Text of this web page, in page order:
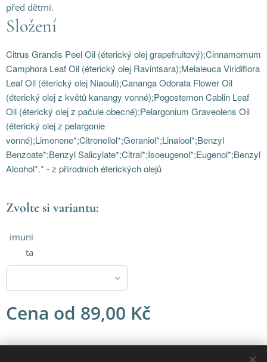
před dětmi.
Složení
Citrus Grandis Peel Oil (éterický olej grapefruitový);Cinnamomum
Camphora Leaf Oil (éterický olej Ravintsara);Melaleuca Viridiflora
Leaf Oil (éterický olej Niaouli);Cananga Odorata Flower Oil
(éterický olej z květů kanangy vonné);Pogostemon Cablin Leaf
Oil (éterický olej z pačule obecné);Pelargonium Graveolens Oil
(éterický olej z pelargonie
vonné);Limonene*;Citronellol*;Geraniol*;Linalool*;Benzyl
Benzoate*;Benzyl Salicylate*;Citral*;Isoeugenol*;Eugenol*;Benzyl
Alcohol*.* - z přírodních éterických olejů
Zvolte si variantu:
imuni
ta
Cena od 89,00 Kč